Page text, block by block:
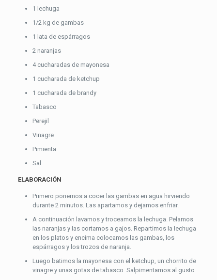
1 lechuga
1/2 kg de gambas
1 lata de espárragos
2 naranjas
4 cucharadas de mayonesa
1 cucharada de ketchup
1 cucharada de brandy
Tabasco
Perejil
Vinagre
Pimienta
Sal
ELABORACIÓN
Primero ponemos a cocer las gambas en agua hirviendo
durante 2 minutos. Las apartamos y dejamos enfriar.
A continuación lavamos y troceamos la lechuga. Pelamos
las naranjas y las cortamos a gajos. Repartimos la lechuga
en los platos y encima colocamos las gambas, los
espárragos y los trozos de naranja.
Luego batimos la mayonesa con el ketchup, un chorrito de
vinagre y unas gotas de tabasco. Salpimentamos al gusto.